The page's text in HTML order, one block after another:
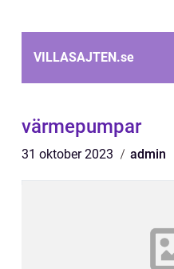
VILLASAJTEN.se
värmepumpar
31 oktober 2023 admin